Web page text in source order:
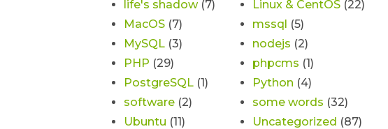
life's shadow(7) Linux & CentOS (22)
MacOS (7) mssql (5)
MySQL (3) nodejs (2)
PHP (29) phpcms (1)
PostgreSQL (1) Python (4)
software (2) some words (32)
Ubuntu (11) Uncategorized (87)